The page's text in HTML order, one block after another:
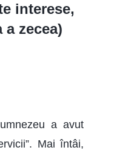
interese,
zecea)
a avut
Mai întâi,